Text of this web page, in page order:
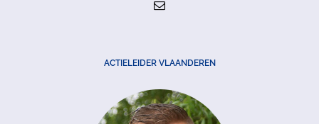
ACTIELEIDER VLAANDEREN